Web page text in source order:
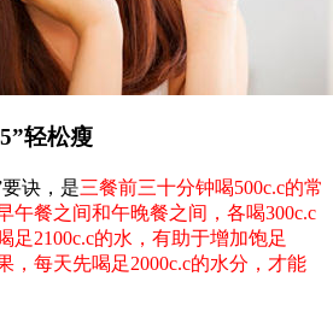
轻松瘦
诀，是三餐前三十分钟喝500c.c的常
午餐之间和午晚餐之间，各喝300c.c
足2100c.c的水，有助于增加饱足
，每天先喝足2000c.c的水分，才能